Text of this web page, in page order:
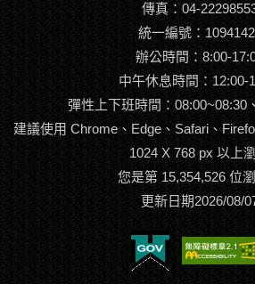
傳真：04-
統一編號：
辦公時間：8:00-
中午休息時間：12:00-
彈性上下班時間：08:00~08:30
建議使用 Chrome、Edge、Safari、
1024 X 768 px 以上
您是第 15,354,526 位
更新日期2026/08/